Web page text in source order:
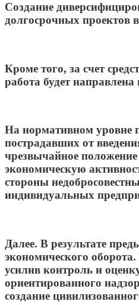
Создание
долгосрочных проектов
Кроме того, за счет
работа будет
На нормативном уровне
пострадавших от
чрезвычайное
экономическую
стороны
индивидуальных
Далее. В результате
экономического
усилив контроль и
ориентированного
создание